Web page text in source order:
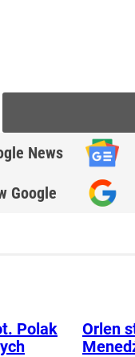
News
Google
Polak
Orlen